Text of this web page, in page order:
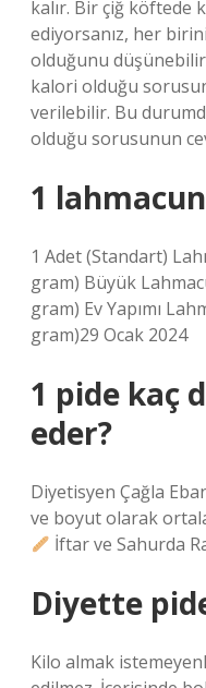
kalır. Bir çiğ köftede
ediyorsanız, her
olduğunu
kalori olduğu
verilebilir. Bu
olduğu sorusunun
1
1 Adet (Standart)
gram) Büyük
gram) Ev Yapımı
gram)29 Ocak 2024
1 pide kaç
eder?
Diyetisyen Çağla
ve boyut olarak
İftar ve Sahurda
Diyette
Kilo almak